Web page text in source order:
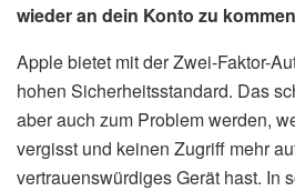
wieder an dein Konto zu
Apple bietet mit der Zwei-Faktor-
hohen Sicherheitsstandard. Das
aber auch zum Problem werden,
vergisst und keinen Zugriff mehr
vertrauenswürdiges Gerät hast. In